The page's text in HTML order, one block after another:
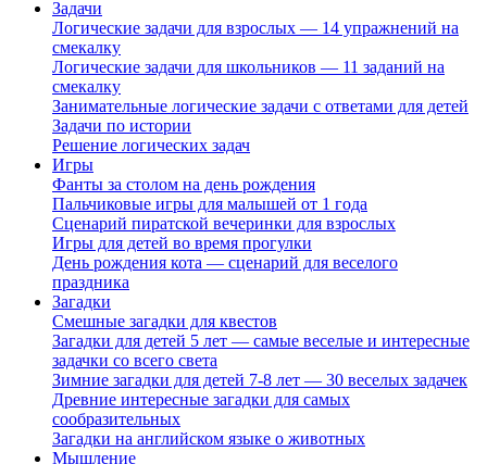
Задачи
Логические задачи для взрослых — 14 упражнений на
смекалку
Логические задачи для школьников — 11 заданий на
смекалку
Занимательные логические задачи с ответами для детей
Задачи по истории
Решение логических задач
Игры
Фанты за столом на день рождения
Пальчиковые игры для малышей от 1 года
Сценарий пиратской вечеринки для взрослых
Игры для детей во время прогулки
День рождения кота — сценарий для веселого
праздника
Загадки
Смешные загадки для квестов
Загадки для детей 5 лет — самые веселые и интересные
задачки со всего света
Зимние загадки для детей 7-8 лет — 30 веселых задачек
Древние интересные загадки для самых
сообразительных
Загадки на английском языке о животных
Мышление